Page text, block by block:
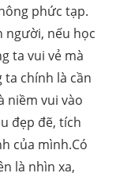
phức tạp.
người, nếu học
ta vui vẻ mà
ta chính là cần
niềm vui vào
đẹp đẽ, tích
của mình.Có
là nhìn xa,